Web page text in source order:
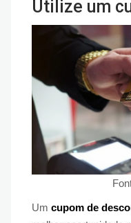
Utilize um
Um cupom de